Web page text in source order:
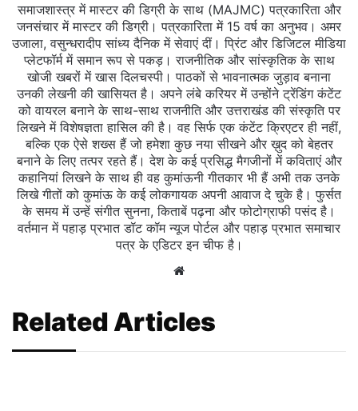
समाजशास्त्र में मास्टर की डिग्री के साथ (MAJMC) पत्रकारिता और
जनसंचार में मास्टर की डिग्री। पत्रकारिता में 15 वर्ष का अनुभव। अमर
उजाला, वसुन्धरादीप सांध्य दैनिक में सेवाएं दीं। प्रिंट और डिजिटल मीडिया
प्लेटफॉर्म में समान रूप से पकड़। राजनीतिक और सांस्कृतिक के साथ
खोजी खबरों में खास दिलचस्‍पी। पाठकों से भावनात्मक जुड़ाव बनाना
उनकी लेखनी की खासियत है। अपने लंबे करियर में उन्होंने ट्रेंडिंग कंटेंट
को वायरल बनाने के साथ-साथ राजनीति और उत्तराखंड की संस्कृति पर
लिखने में विशेषज्ञता हासिल की है। वह सिर्फ एक कंटेंट क्रिएटर ही नहीं,
बल्कि एक ऐसे शख्स हैं जो हमेशा कुछ नया सीखने और ख़ुद को बेहतर
बनाने के लिए तत्पर रहते हैं। देश के कई प्रसिद्ध मैगजीनों में कविताएं और
कहानियां लिखने के साथ ही वह कुमांऊनी गीतकार भी हैं अभी तक उनके
लिखे गीतों को कुमांऊ के कई लोकगायक अपनी आवाज दे चुके है। फुर्सत
के समय में उन्हें संगीत सुनना, किताबें पढ़ना और फोटोग्राफी पसंद है।
वर्तमान में पहाड़ प्रभात डॉट कॉम न्यूज पोर्टल और पहाड़ प्रभात समाचार
पत्र के एडिटर इन चीफ है।
Website
Related Articles